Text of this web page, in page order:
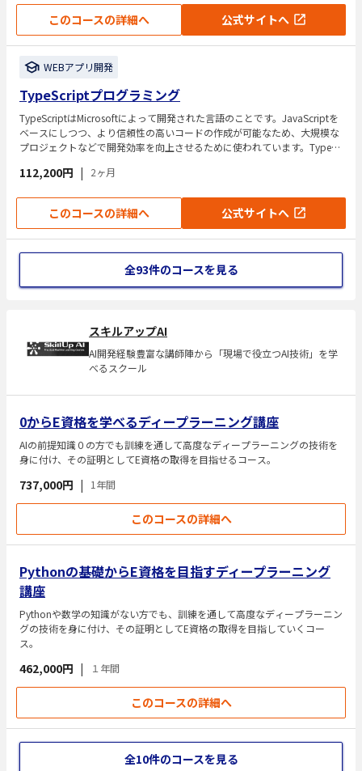
このコースの詳細へ 公式サイトへ
WEBアプリ開発
TypeScriptプログラミング
TypeScriptはMicrosoftによって開発された言語のことです。JavaScriptを
ベースにしつつ、より信頼性の高いコードの作成が可能なため、大規模な
プロジェクトなどで開発効率を向上させるために使われています。TypeSc
112,200円 | 2ヶ月
このコースの詳細へ 公式サイトへ
全93件のコースを見る
スキルアップAI
AI開発経験豊富な講師陣から「現場で役立つAI技術」を学
べるスクール
0からE資格を学べるディープラーニング講座
AIの前提知識０の方でも訓練を通して高度なディープラーニングの技術を
身に付け、その証明としてE資格の取得を目指せるコース。
737,000円 | 1年間
このコースの詳細へ
Pythonの基礎からE資格を目指すディープラーニング
講座
Pythonや数学の知識がない方でも、訓練を通して高度なディープラーニン
グの技術を身に付け、その証明としてE資格の取得を目指していくコー
ス。
462,000円 | １年間
このコースの詳細へ
全10件のコースを見る